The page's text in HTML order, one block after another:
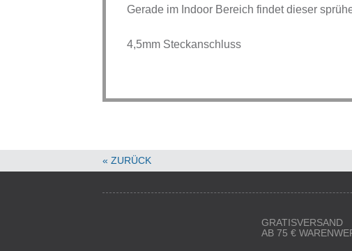
Gerade im Indoor Bereich findet dieser
4,5mm Steckanschluss
« ZURÜCK
GRATISVERSAND
AB 75 €